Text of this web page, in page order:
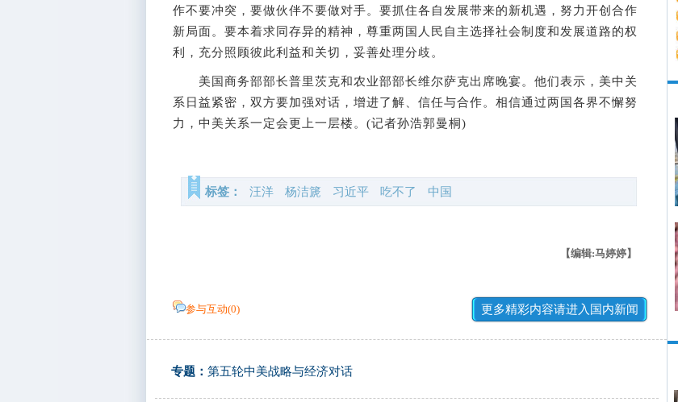
作不要冲突，要做伙伴不要做对手。要抓住各自发展带来的新机遇，努力开创合作
新局面。要本着求同存异的精神，尊重两国人民自主选择社会制度和发展道路的权
利，充分照顾彼此利益和关切，妥善处理分歧。
美国商务部部长普里茨克和农业部部长维尔萨克出席晚宴。他们表示，美中关
系日益紧密，双方要加强对话，增进了解、信任与合作。相信通过两国各界不懈努
力，中美关系一定会更上一层楼。(记者孙浩郭曼桐)
标签： 汪洋 杨洁篪 习近平 吃不了 中国
【编辑:马婷婷】
参与互动(0) 更多精彩内容请进入国内新闻
专题： 第五轮中美战略与经济对话